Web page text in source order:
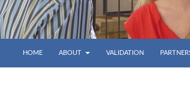
HOME ABOUT VALIDATION